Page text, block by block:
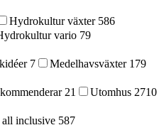
Hydrokultur växter 586
vario 79
7 Medelhavsväxter 179
21 Utomhus 2710
all inclusive 587